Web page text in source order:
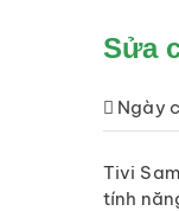
Sửa
Ngày
Tivi
tính